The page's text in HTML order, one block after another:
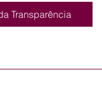
Transparência